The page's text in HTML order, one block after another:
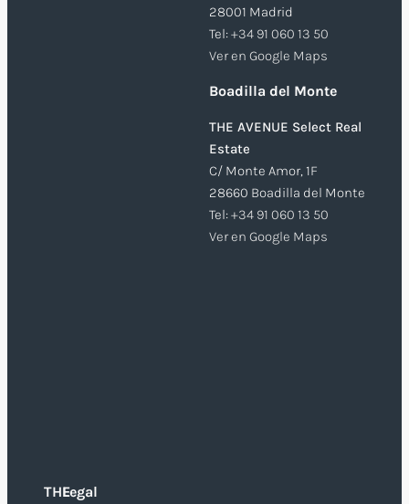
28001 Madrid
Tel:+34 91 060 13 50
Ver en Google Maps
Boadilla del Monte
THE AVENUE Select Real
Estate
C/ Monte Amor, 1F
28660 Boadilla del Monte
Tel:+34 91 060 13 50
Ver en Google Maps
THELegal